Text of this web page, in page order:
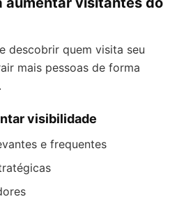
descobrir quem visita seu
mais pessoas de forma
visibilidade
e frequentes